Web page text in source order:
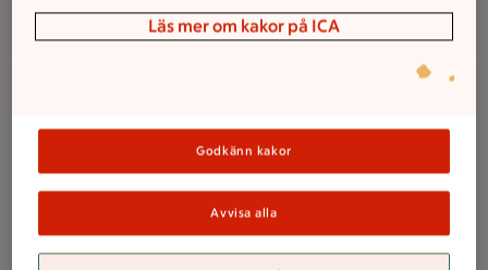
mer för pengarna.
En person överlämnar ett paket till paketinlämningen i en
Post & paket
Postombud
Läs mer om kakor på ICA
Godkänn kakor
Avvisa alla